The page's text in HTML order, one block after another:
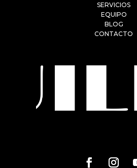
SERVICIOS
EQUIPO
BLOG
CONTACTO